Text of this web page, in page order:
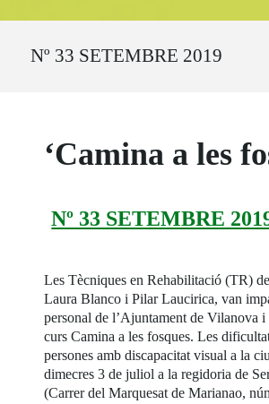
Nº 33 SETEMBRE 2019
‘Camina a les
Nº 33 SETEMBRE
Les Tècniques en Rehabilitació (TR)
Laura Blanco i Pilar Laucirica, van
personal de l’Ajuntament de Vilanova
curs Camina a les fosques. Les
persones amb discapacitat visual a la
dimecres 3 de juliol a la regidoria de
(Carrer del Marquesat de Marianao,